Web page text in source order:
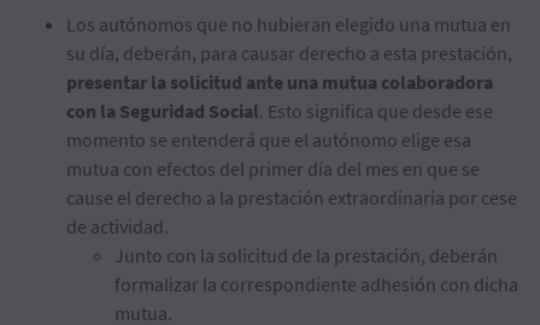
Los autónomos que no hubieran elegido una mutua en
su día, deberán, para causar derecho a esta prestación,
presentar la solicitud ante una mutua colaboradora
con la Seguridad Social. Esto significa que desde ese
momento se entenderá que el autónomo elige esa
mutua con efectos del primer día del mes en que se
cause el derecho a la prestación extraordinaria por cese
de actividad.
Junto con la solicitud de la prestación, deberán
formalizar la correspondiente adhesión con dicha
mutua.